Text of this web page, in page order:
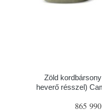
Zöld
heverő résszel)
865